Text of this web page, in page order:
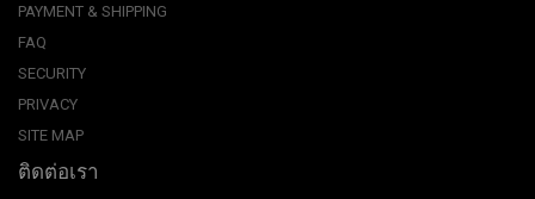
PAYMENT & SHIPPING
FAQ
SECURITY
PRIVACY
SITE MAP
ติดต่อเรา